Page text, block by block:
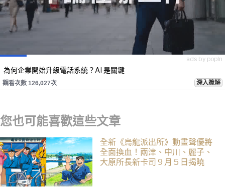
ads by popIn
為何企業開始升級電話系統？AI 是關鍵
觀看次數 126,027次 深入瞭解
您也可能喜歡這些文章
全新《烏龍派出所》動畫聲優將
全面換血！兩津、中川、麗子、
大原所長新卡司 9 月 5 日揭曉